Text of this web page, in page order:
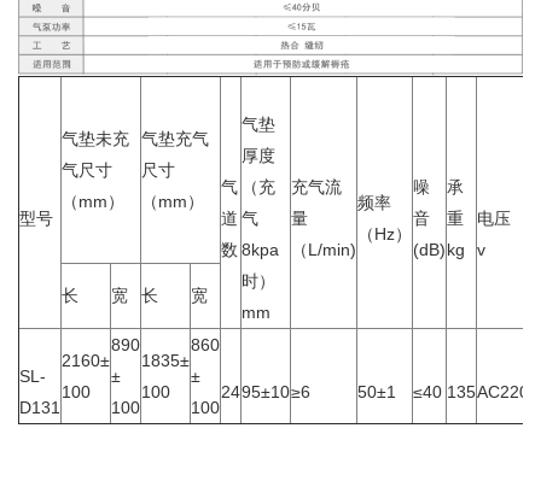
型号
气垫未充
气尺寸
（mm）
气垫充气
尺寸
（mm）
气
道
数
气垫
厚度
（充
气
8kpa
时）
mm
充气流
量
（L/min)
频率
（Hz）
噪
音
(dB)
承
重
kg
电压
v
长 宽 长 宽
SL-
D131
2160±
100
890
±
100
1835±
100
860
±
100
2495±10≥6 50±1 ≤40 135